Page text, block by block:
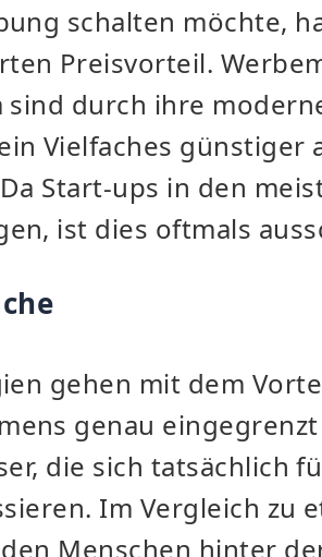
schalten möchte,
Preisvorteil.
durch ihre
Vielfaches günstiger
Start-ups in den
ist dies oftmals
gehen mit dem
genau
die sich tatsächlich
Im Vergleich zu
Menschen hinter